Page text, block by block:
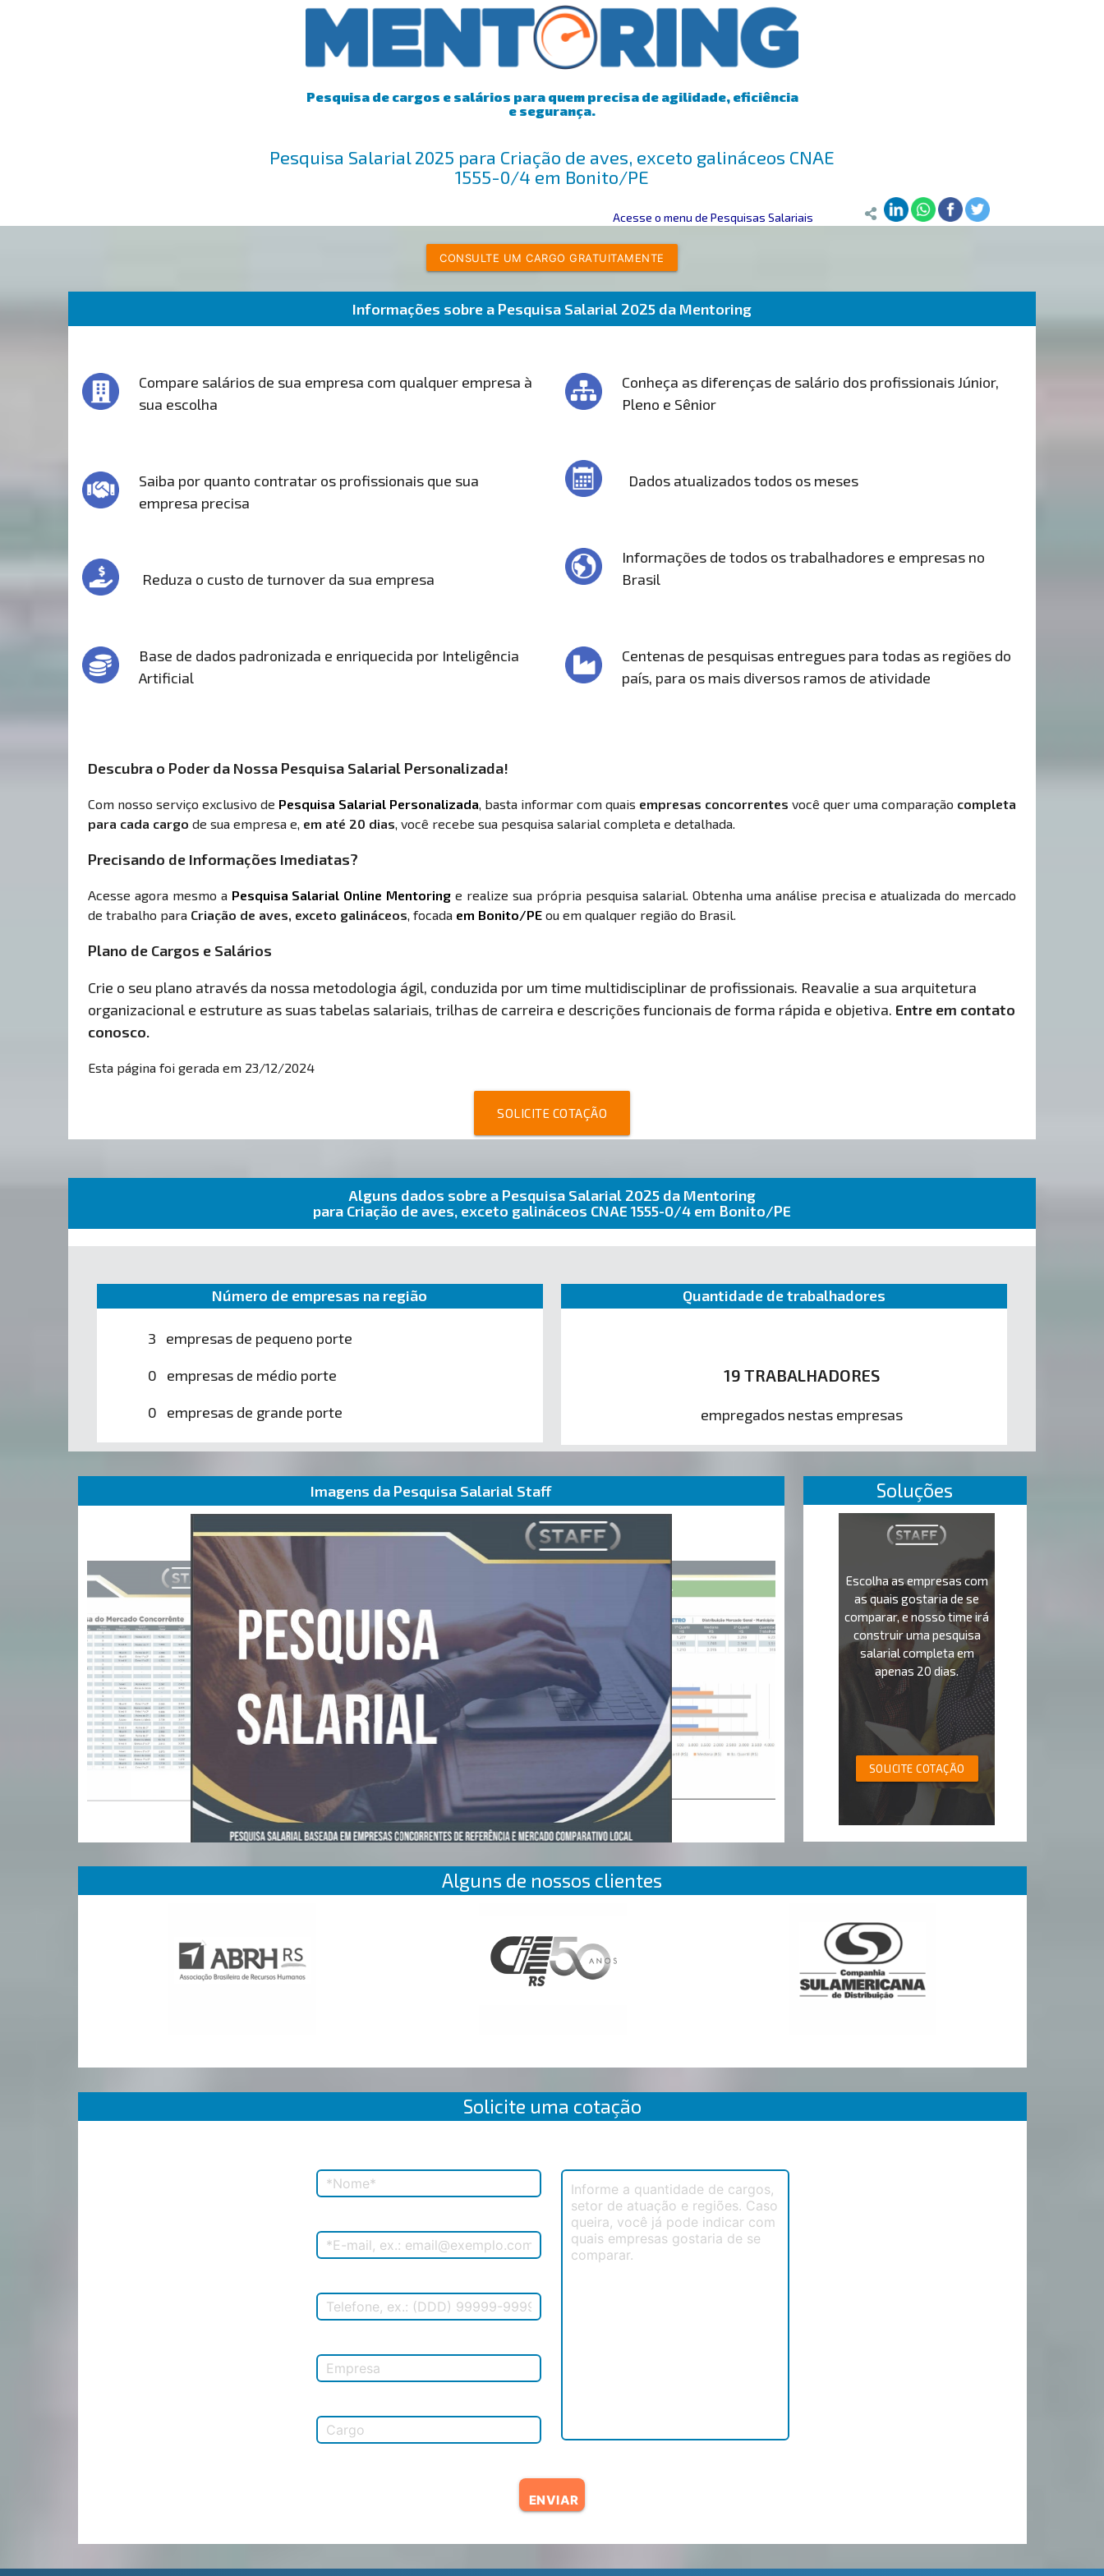
Pesquisa de cargos e salários para quem precisa de agilidade, eficiência
e segurança.
Pesquisa Salarial 2025 para Criação de aves, exceto galináceos CNAE
1555-0/4 em Bonito/PE
Acesse o menu de Pesquisas Salariais
CONSULTE UM CARGO GRATUITAMENTE
Informações sobre a Pesquisa Salarial 2025 da Mentoring
Compare salários de sua empresa com qualquer empresa à
sua escolha
Saiba por quanto contratar os profissionais que sua
empresa precisa
Reduza o custo de turnover da sua empresa
Base de dados padronizada e enriquecida por Inteligência
Artificial
Conheça as diferenças de salário dos profissionais Júnior,
Pleno e Sênior
Dados atualizados todos os meses
Informações de todos os trabalhadores e empresas no
Brasil
Centenas de pesquisas entregues para todas as regiões do
país, para os mais diversos ramos de atividade
Descubra o Poder da Nossa Pesquisa Salarial Personalizada!
Com nosso serviço exclusivo de Pesquisa Salarial Personalizada , basta informar com quais empresas concorrentes você quer uma comparação completa
para cada cargo de sua empresa e, em até 20 dias , você recebe sua pesquisa salarial completa e detalhada.
Precisando de Informações Imediatas?
Acesse agora mesmo a Pesquisa Salarial Online Mentoring e realize sua própria pesquisa salarial. Obtenha uma análise precisa e atualizada do mercado
de trabalho para Criação de aves, exceto galináceos , focada em Bonito/PEou em qualquer região do Brasil.
Plano de Cargos e Salários
Crie o seu plano através da nossa metodologia ágil, conduzida por um time multidisciplinar de profissionais. Reavalie a sua arquitetura
organizacional e estruture as suas tabelas salariais, trilhas de carreira e descrições funcionais de forma rápida e objetiva. Entre em contato
conosco.
Esta página foi gerada em 23/12/2024
SOLICITE COTAÇÃO
Alguns dados sobre a Pesquisa Salarial 2025 da Mentoring
para Criação de aves, exceto galináceos CNAE 1555-0/4 em Bonito/PE
Número de empresas na região
3 empresas de pequeno porte
0 empresas de médio porte
0 empresas de grande porte
Quantidade de trabalhadores
19 TRABALHADORES
empregados nestas empresas
Imagens da Pesquisa Salarial Staff Soluções
Escolha as empresas com
as quais gostaria de se
comparar, e nosso time irá
construir uma pesquisa
salarial completa em
apenas 20 dias.
SOLICITE COTAÇÃO
Alguns de nossos clientes
Solicite uma cotação
ENVIAR